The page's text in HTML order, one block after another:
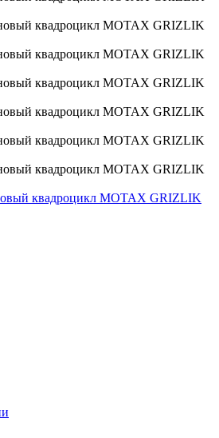
квадроцикл MOTAX GRIZLIK